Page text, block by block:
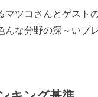
マツコさんとゲスト
んな分野の深～いプ